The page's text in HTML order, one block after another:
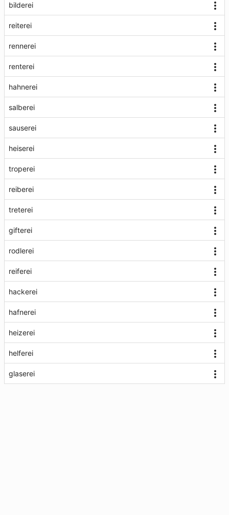
bilderei
reiterei
rennerei
renterei
hahnerei
salberei
sauserei
heiserei
troperei
reiberei
treterei
gifterei
rodlerei
reiferei
hackerei
hafnerei
heizerei
helferei
glaserei